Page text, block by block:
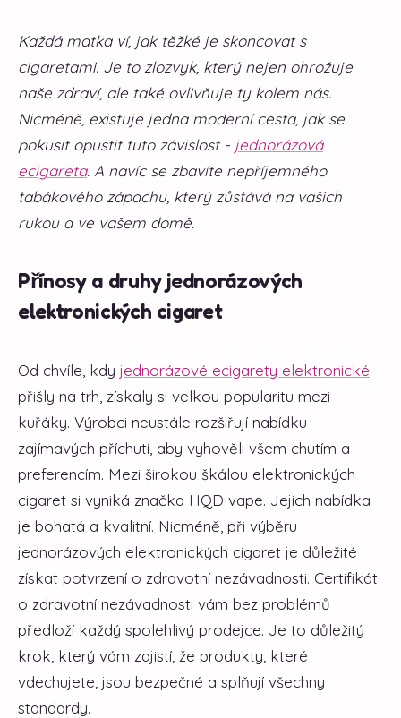
Každá matka ví, jak těžké je skoncovat s
cigaretami. Je to zlozvyk, který nejen ohrožuje
naše zdraví, ale také ovlivňuje ty kolem nás.
Nicméně, existuje jedna moderní cesta, jak se
pokusit opustit tuto závislost - jednorázová
ecigareta. A navíc se zbavíte nepříjemného
tabákového zápachu, který zůstává na vašich
rukou a ve vašem domě.
Přínosy a druhy jednorázových
elektronických cigaret
Od chvíle, kdy jednorázové ecigarety elektronické
přišly na trh, získaly si velkou popularitu mezi
kuřáky. Výrobci neustále rozšiřují nabídku
zajímavých příchutí, aby vyhověli všem chutím a
preferencím. Mezi širokou škálou elektronických
cigaret si vyniká značka HQD vape. Jejich nabídka
je bohatá a kvalitní. Nicméně, při výběru
jednorázových elektronických cigaret je důležité
získat potvrzení o zdravotní nezávadnosti. Certifikát
o zdravotní nezávadnosti vám bez problémů
předloží každý spolehlivý prodejce. Je to důležitý
krok, který vám zajistí, že produkty, které
vdechujete, jsou bezpečné a splňují všechny
standardy.